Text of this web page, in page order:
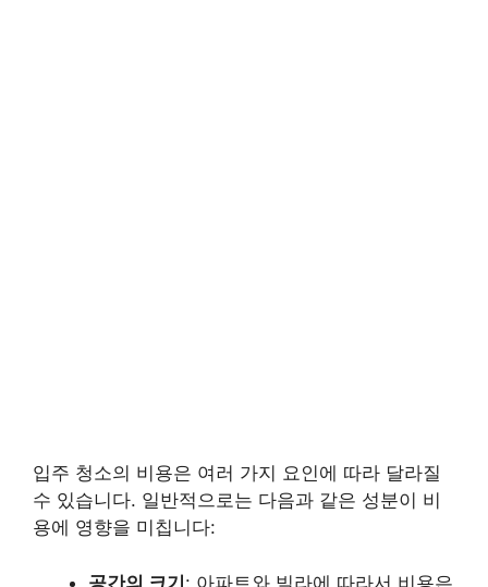
입주 청소의 비용은 여러 가지 요인에 따라 달라질
수 있습니다. 일반적으로는 다음과 같은 성분이 비
용에 영향을 미칩니다:
공간의 크기: 아파트와 빌라에 따라서 비용은